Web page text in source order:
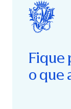
Fique
o que